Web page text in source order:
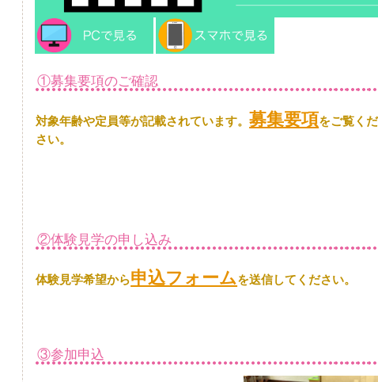
①募集要項のご確認
対象年齢や定員等が記載されています。募集要項をご覧くだ
さい。
②体験見学の申し込み
体験見学希望から申込フォーム
③参加申込